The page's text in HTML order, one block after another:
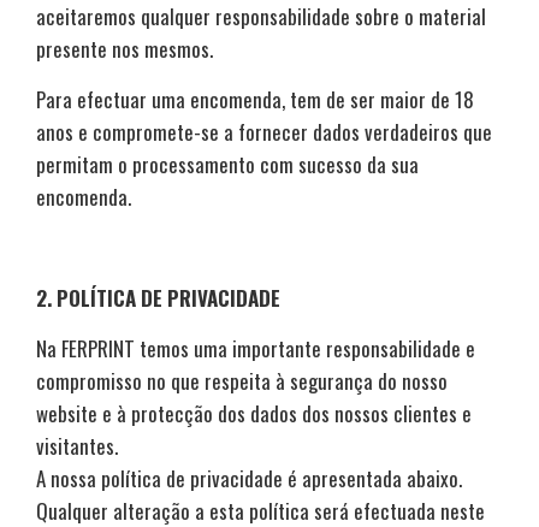
aceitaremos qualquer responsabilidade sobre o material
presente nos mesmos.
Para efectuar uma encomenda, tem de ser maior de 18
anos e compromete-se a fornecer dados verdadeiros que
permitam o processamento com sucesso da sua
encomenda.
2. POLÍTICA DE PRIVACIDADE
Na FERPRINT temos uma importante responsabilidade e
compromisso no que respeita à segurança do nosso
website e à protecção dos dados dos nossos clientes e
visitantes.
A nossa política de privacidade é apresentada abaixo.
Qualquer alteração a esta política será efectuada neste